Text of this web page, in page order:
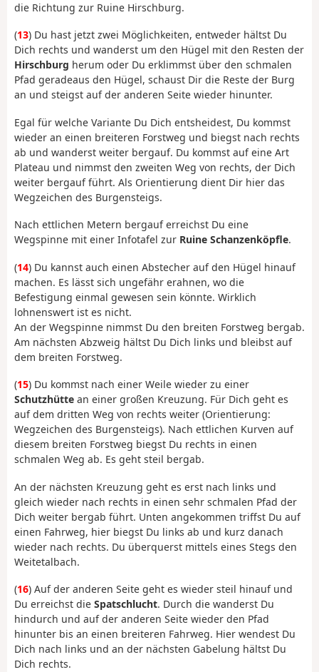
die Richtung zur Ruine Hirschburg.
(13) Du hast jetzt zwei Möglichkeiten, entweder hältst Du
Dich rechts und wanderst um den Hügel mit den Resten der
Hirschburg herum oder Du erklimmst über den schmalen
Pfad geradeaus den Hügel, schaust Dir die Reste der Burg
an und steigst auf der anderen Seite wieder hinunter.
Egal für welche Variante Du Dich entsheidest, Du kommst
wieder an einen breiteren Forstweg und biegst nach rechts
ab und wanderst weiter bergauf. Du kommst auf eine Art
Plateau und nimmst den zweiten Weg von rechts, der Dich
weiter bergauf führt. Als Orientierung dient Dir hier das
Wegzeichen des Burgensteigs.
Nach ettlichen Metern bergauf erreichst Du eine
Wegspinne mit einer Infotafel zur Ruine Schanzenköpfle.
(14) Du kannst auch einen Abstecher auf den Hügel hinauf
machen. Es lässt sich ungefähr erahnen, wo die
Befestigung einmal gewesen sein könnte. Wirklich
lohnenswert ist es nicht.
An der Wegspinne nimmst Du den breiten Forstweg bergab.
Am nächsten Abzweig hältst Du Dich links und bleibst auf
dem breiten Forstweg.
(15) Du kommst nach einer Weile wieder zu einer
Schutzhütte an einer großen Kreuzung. Für Dich geht es
auf dem dritten Weg von rechts weiter (Orientierung:
Wegzeichen des Burgensteigs). Nach ettlichen Kurven auf
diesem breiten Forstweg biegst Du rechts in einen
schmalen Weg ab. Es geht steil bergab.
An der nächsten Kreuzung geht es erst nach links und
gleich wieder nach rechts in einen sehr schmalen Pfad der
Dich weiter bergab führt. Unten angekommen triffst Du auf
einen Fahrweg, hier biegst Du links ab und kurz danach
wieder nach rechts. Du überquerst mittels eines Stegs den
Weitetalbach.
(16) Auf der anderen Seite geht es wieder steil hinauf und
Du erreichst die Spatschlucht. Durch die wanderst Du
hindurch und auf der anderen Seite wieder den Pfad
hinunter bis an einen breiteren Fahrweg. Hier wendest Du
Dich nach links und an der nächsten Gabelung hältst Du
Dich rechts.